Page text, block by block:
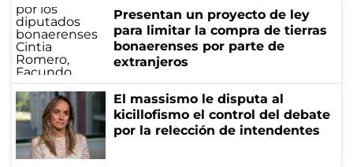
Presentan un proyecto de ley
para limitar la compra de tierras
bonaerenses por parte de
extranjeros
El massismo le disputa al
kicillofismo el control del debate
por la relección de intendentes